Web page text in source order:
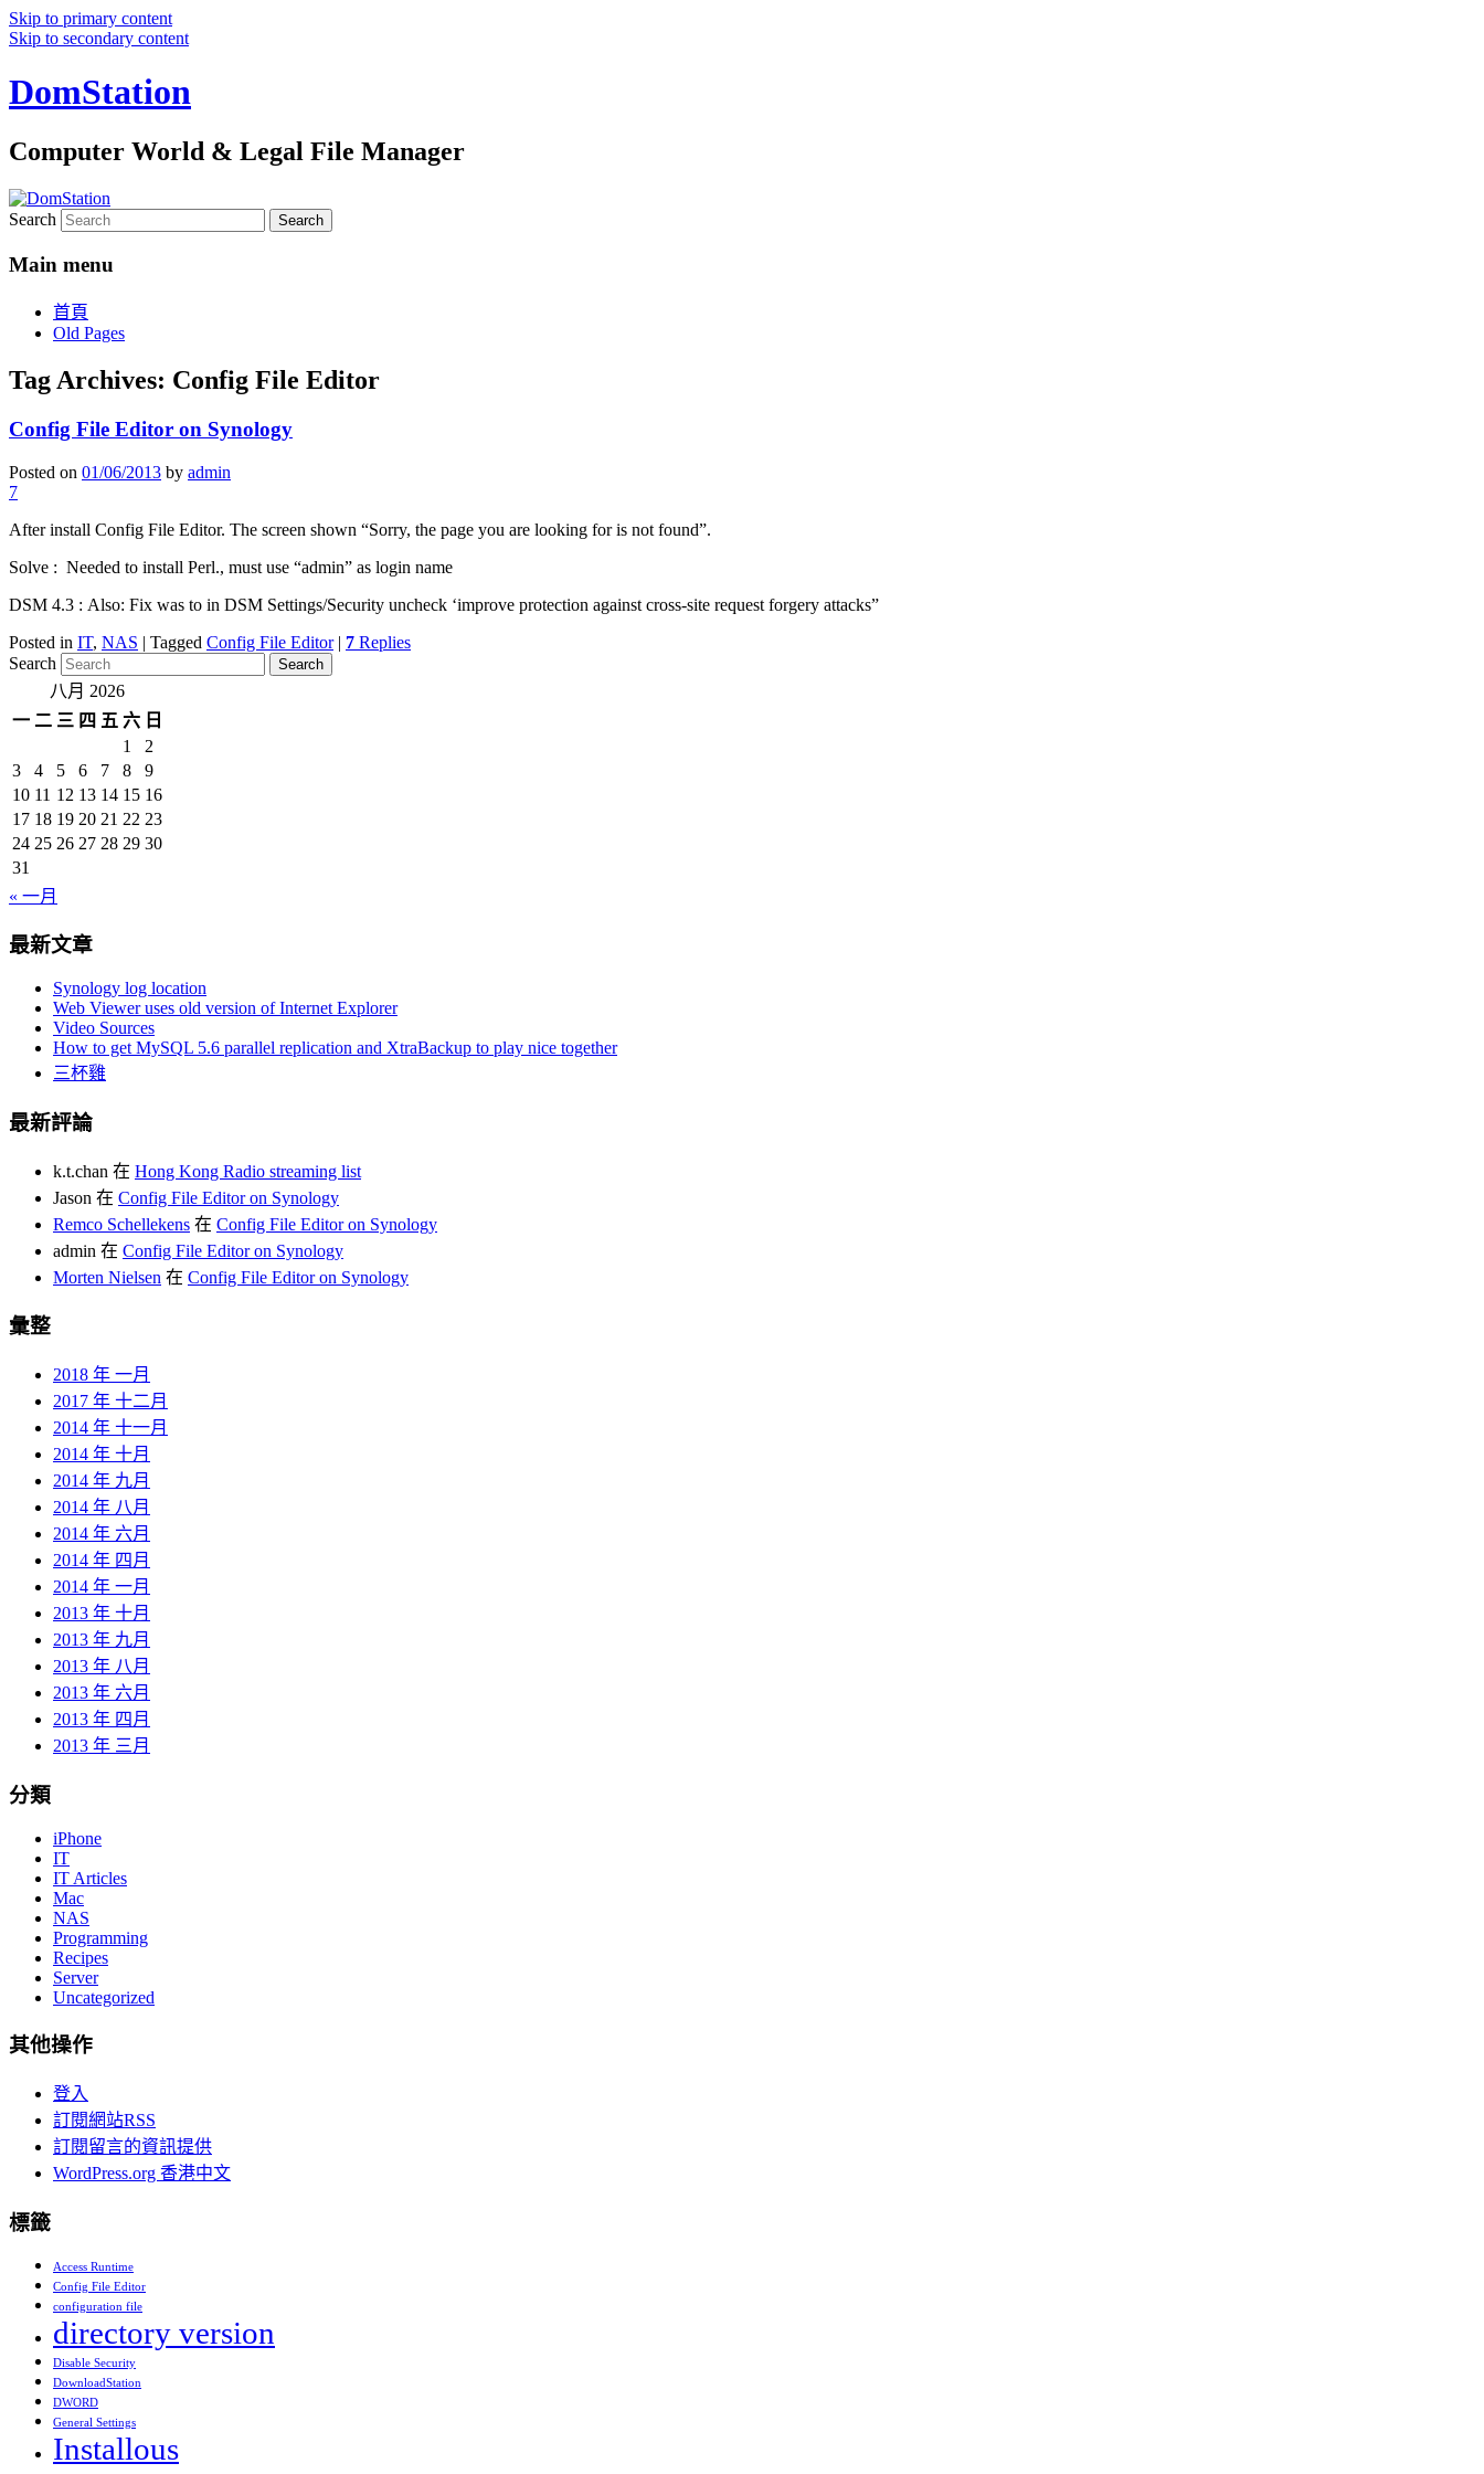
Skip to primary content
Skip to secondary content
DomStation
Computer World & Legal File Manager
Search
Main menu
首頁
Old Pages
Tag Archives: Config File Editor
Config File Editor on Synology
Posted on 01/06/2013 by admin
7
After install Config File Editor. The screen shown “Sorry, the page you are looking for is not found”.
Solve : Needed to install Perl., must use “admin” as login name
DSM 4.3 : Also: Fix was to in DSM Settings/Security uncheck ‘improve protection against cross-site request forgery attacks”
Posted in IT, NAS | Tagged Config File Editor | 7 Replies
Search
八月 2026
一 二 三 四 五 六 日
1
2
3
4 5 6 7 8
9
10 11 12 13 14 15 16
17 18 19 20 21 22 23
24 25 26 27 28 29 30
31
« 一月
最新文章
Synology log location
Web Viewer uses old version of Internet Explorer
Video Sources
How to get MySQL 5.6 parallel replication and XtraBackup to play nice together
三杯雞
最新評論
k.t.chan 在 Hong Kong Radio streaming list
Jason 在 Config File Editor on Synology
Remco Schellekens 在 Config File Editor on Synology
admin 在 Config File Editor on Synology
Morten Nielsen 在 Config File Editor on Synology
彙整
2018 年 一月
2017 年 十二月
2014 年 十一月
2014 年 十月
2014 年 九月
2014 年 八月
2014 年 六月
2014 年 四月
2014 年 一月
2013 年 十月
2013 年 九月
2013 年 八月
2013 年 六月
2013 年 四月
2013 年 三月
分類
iPhone
IT
IT Articles
Mac
NAS
Programming
Recipes
Server
Uncategorized
其他操作
登入
訂閱網站RSS
訂閱留言的資訊提供
WordPress.org 香港中文
標籤
Access Runtime
Config File Editor
configuration file
directory version
Disable Security
DownloadStation
DWORD
General Settings
Installous